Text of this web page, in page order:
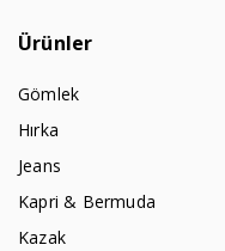
Ürünler
Gömlek
Hırka
Jeans
Kapri & Bermuda
Kazak